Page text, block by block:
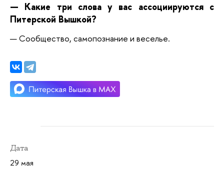
— Какие три слова у вас ассоциируются с
Питерской Вышкой?
— Сообщество, самопознание и веселье.
Дата
29 мая